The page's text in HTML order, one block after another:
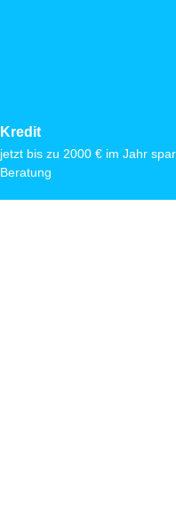
Kredit
jetzt bis zu 2000 € im Jahr
Beratung